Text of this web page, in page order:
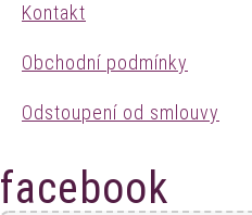
Kontakt
Obchodní podmínky
Odstoupení od smlouvy
facebook